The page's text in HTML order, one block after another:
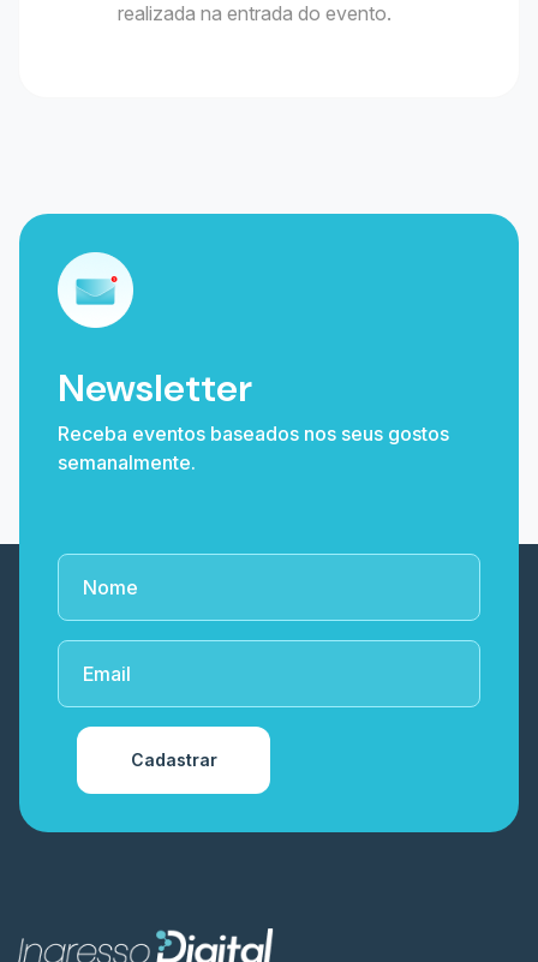
realizada na entrada do evento.
Newsletter
Receba eventos baseados nos seus gostos
semanalmente.
Cadastrar